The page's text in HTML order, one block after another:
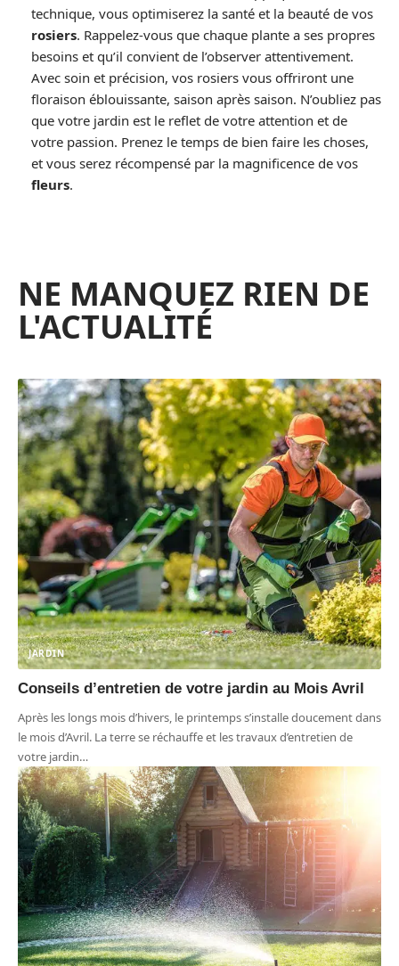
technique, vous optimiserez la santé et la beauté de vos
rosiers. Rappelez-vous que chaque plante a ses propres
besoins et qu’il convient de l’observer attentivement.
Avec soin et précision, vos rosiers vous offriront une
floraison éblouissante, saison après saison. N’oubliez pas
que votre jardin est le reflet de votre attention et de
votre passion. Prenez le temps de bien faire les choses,
et vous serez récompensé par la magnificence de vos
fleurs.
NE MANQUEZ RIEN DE
L'ACTUALITÉ
JARDIN
Conseils d’entretien de votre jardin au Mois Avril
Après les longs mois d’hivers, le printemps s’installe doucement dans
le mois d’Avril. La terre se réchauffe et les travaux d’entretien de
votre jardin…